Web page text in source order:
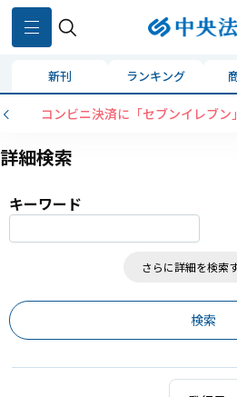
新刊 ランキング
コンビニ決済に「セブンイレブ
詳細検索
キーワード
さらに詳細を検索
859